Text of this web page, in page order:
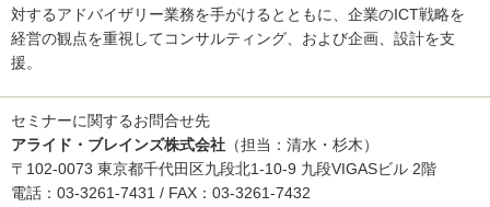
対するアドバイザリー業務を手がけるとともに、企業のICT戦略を
経営の観点を重視してコンサルティング、および企画、設計を支
援。
セミナーに関するお問合せ先
アライド・ブレインズ株式会社 （担当：清水・杉木）
〒102-0073 東京都千代田区九段北1-10-9 九段VIGASビル 2階
電話：03-3261-7431 / FAX：03-3261-7432